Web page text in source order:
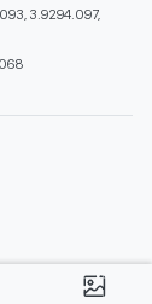
3.9294.097,